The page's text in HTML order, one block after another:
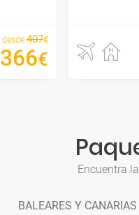
desde 407€
366€
Encuentra
BALEARES Y CANARIAS